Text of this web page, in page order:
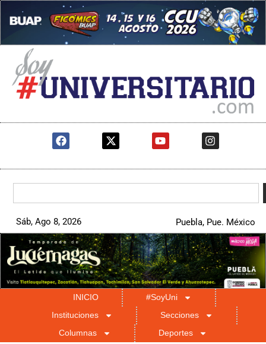
Sáb, Ago 8, 2026 Puebla, Pue. México
INICIO
#SoyUni
Instituciones
Secciones
Columnas
Deportes